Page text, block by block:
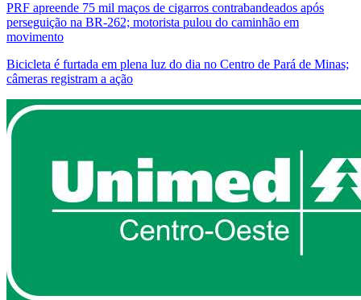
PRF apreende 75 mil maços de cigarros contrabandeados após
perseguição na BR-262; motorista pulou do caminhão em
movimento
Bicicleta é furtada em plena luz do dia no Centro de Pará de Minas;
câmeras registram a ação